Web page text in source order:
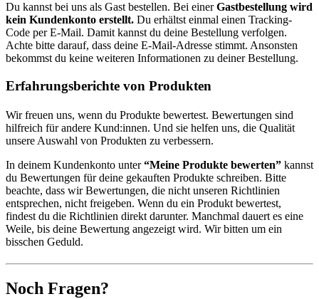
Du kannst bei uns als Gast bestellen. Bei einerGastbestellung wird
kein Kundenkonto erstellt. Du erhältst einmal einen Tracking-
Code per E-Mail. Damit kannst du deine Bestellung verfolgen.
Achte bitte darauf, dass deine E-Mail-Adresse stimmt. Ansonsten
bekommst du keine weiteren Informationen zu deiner Bestellung.
Erfahrungsberichte von Produkten
Wir freuen uns, wenn du Produkte bewertest. Bewertungen sind
hilfreich für andere Kund:innen. Und sie helfen uns, die Qualität
unsere Auswahl von Produkten zu verbessern.
In deinem Kundenkonto unter“Meine Produkte bewerten” kannst
du Bewertungen für deine gekauften Produkte schreiben. Bitte
beachte, dass wir Bewertungen, die nicht unseren Richtlinien
entsprechen, nicht freigeben. Wenn du ein Produkt bewertest,
findest du die Richtlinien direkt darunter. Manchmal dauert es eine
Weile, bis deine Bewertung angezeigt wird. Wir bitten um ein
bisschen Geduld.
Noch Fragen?